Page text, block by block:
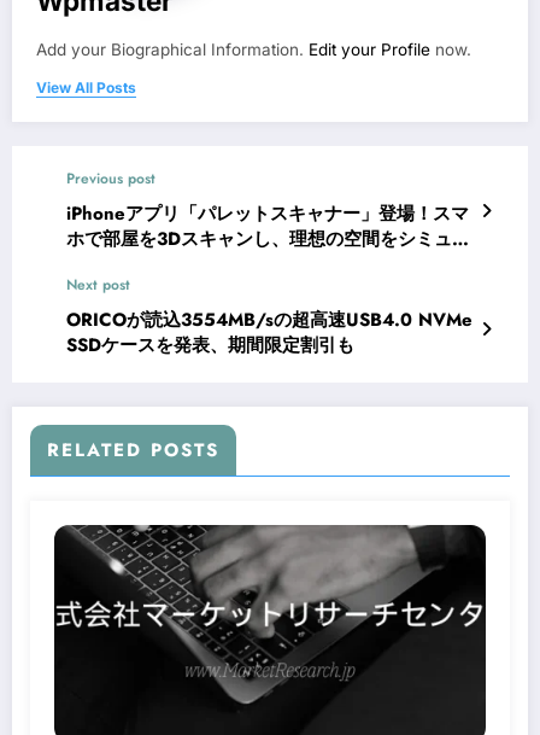
Add your Biographical Information. Edit your Profile now.
View All Posts
Previous post
iPhoneアプリ「パレットスキャナー」登場！スマ
ホで部屋を3Dスキャンし、理想の空間をシミュレ
Next post
ORICOが読込3554MB/sの超高速USB4.0 NVMe
SSDケースを発表、期間限定割引も
RELATED POSTS